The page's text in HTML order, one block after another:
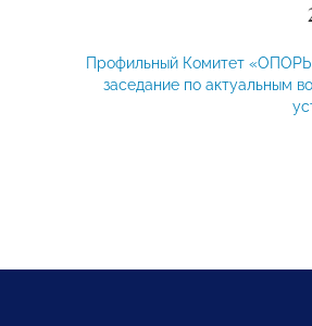
Профильный Комитет
заседание по актуальным